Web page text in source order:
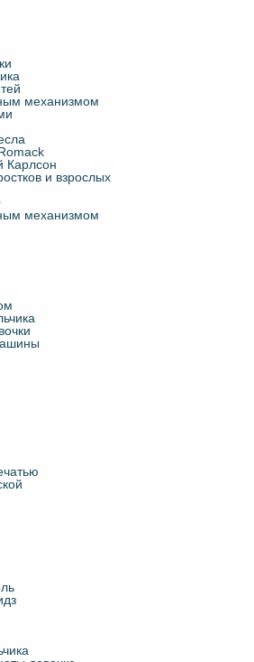
механизмом
Карлсон
и взрослых
механизмом